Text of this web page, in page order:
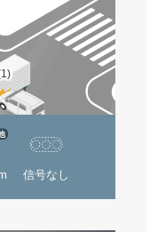
信号なし